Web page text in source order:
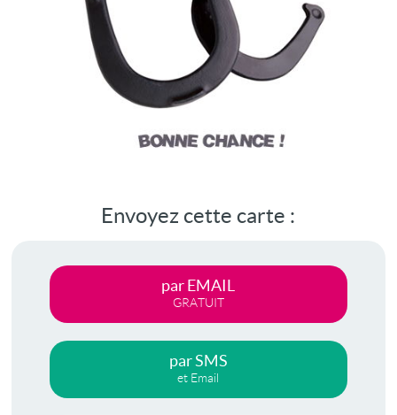
Envoyez cette carte :
par EMAIL
GRATUIT
par SMS
et Email